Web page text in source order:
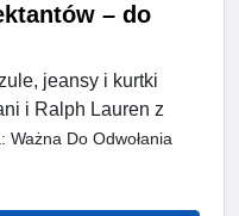
– do
jeansy i kurtki
i Ralph Lauren z
Ważna Do Odwołania